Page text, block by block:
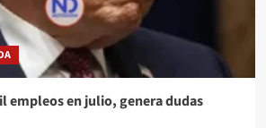
empleos en julio, genera dudas